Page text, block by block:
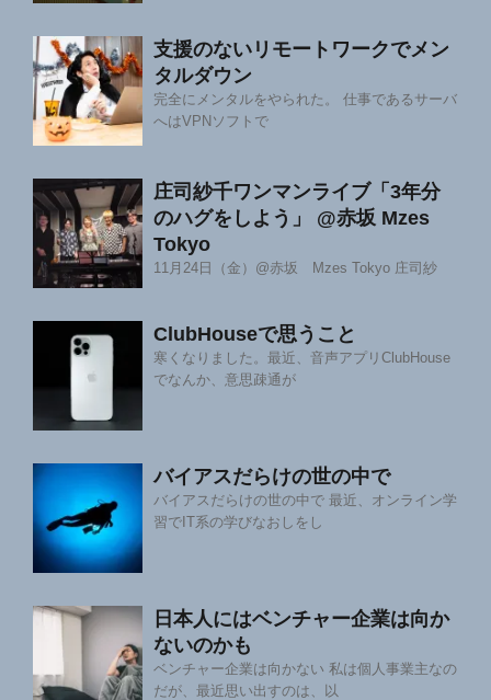
支援のないリモートワークでメン
タルダウン
完全にメンタルをやられた。 仕事であるサーバ
へはVPNソフトで
庄司紗千ワンマンライブ「3年分
のハグをしよう」 @赤坂 Mzes
Tokyo
11月24日（金）@赤坂 Mzes Tokyo 庄司紗
ClubHouseで思うこと
寒くなりました。最近、音声アプリClubHouse
でなんか、意思疎通が
バイアスだらけの世の中で
バイアスだらけの世の中で 最近、オンライン学
習でIT系の学びなおしをし
日本人にはベンチャー企業は向か
ないのかも
ベンチャー企業は向かない 私は個人事業主なの
だが、最近思い出すのは、以